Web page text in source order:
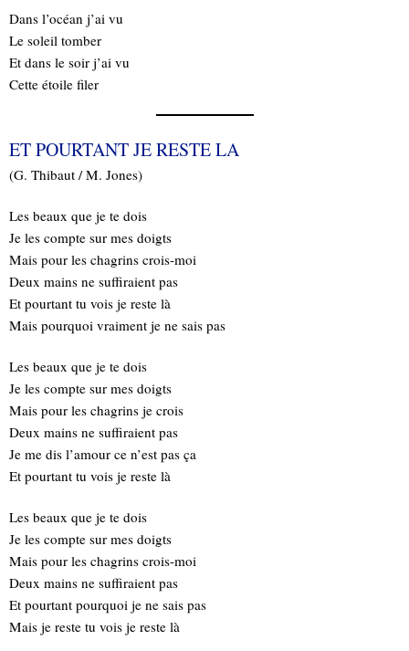
Dans l’océan j’ai vu
Le soleil tomber
Et dans le soir j’ai vu
Cette étoile filer
ET POURTANT JE RESTE LA
(G. Thibaut / M. Jones)
Les beaux que je te dois
Je les compte sur mes doigts
Mais pour les chagrins crois-moi
Deux mains ne suffiraient pas
Et pourtant tu vois je reste là
Mais pourquoi vraiment je ne sais pas
Les beaux que je te dois
Je les compte sur mes doigts
Mais pour les chagrins je crois
Deux mains ne suffiraient pas
Je me dis l’amour ce n’est pas ça
Et pourtant tu vois je reste là
Les beaux que je te dois
Je les compte sur mes doigts
Mais pour les chagrins crois-moi
Deux mains ne suffiraient pas
Et pourtant pourquoi je ne sais pas
Mais je reste tu vois je reste là